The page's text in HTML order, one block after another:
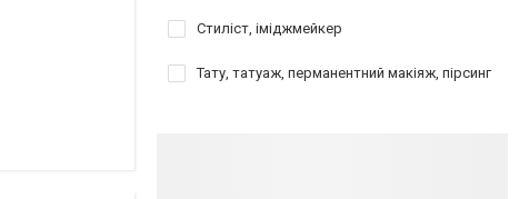
Стиліст, іміджмейкер
Тату, татуаж, перманентний макіяж, пірсинг